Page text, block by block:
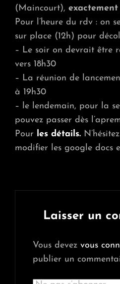
(Maincourt), exactement
Pour l’heure du rdv : on
sur place (12h) pour
– Le soir on devrait être
vers 18h30
– La réunion de
à 19h30
– le lendemain, pour la
pouvez passer dès
Pour les détails.
modifier les google docs
Laisser un
Vous devez vous
publier un